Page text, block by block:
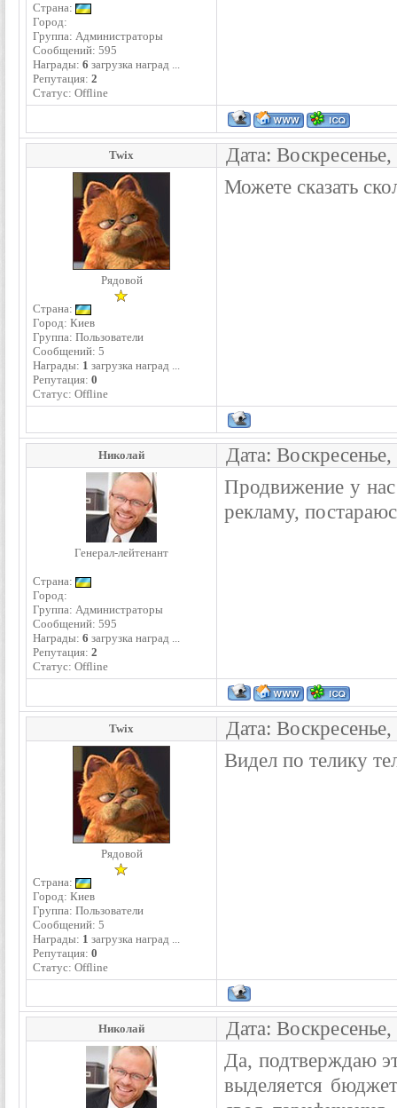
Страна:
Город:
Группа: Администраторы
Сообщений: 595
Награды: 6 загрузка наград ...
Репутация: 2
Статус: Offline
Twix Дата:
Рядовой
Страна:
Город: Киев
Группа: Пользователи
Сообщений: 5
Награды: 1 загрузка наград ...
Репутация: 0
Статус: Offline
Можете сказать
Николай Дата:
Генерал-лейтенант
Страна:
Город:
Группа: Администраторы
Сообщений: 595
Награды: 6 загрузка наград ...
Репутация: 2
Статус: Offline
Продвижение у нас
рекламу,
Twix Дата:
Рядовой
Страна:
Город: Киев
Группа: Пользователи
Сообщений: 5
Награды: 1 загрузка наград ...
Репутация: 0
Статус: Offline
Видел по телику
Николай
Дата:
Да, подтверждаю
выделяется